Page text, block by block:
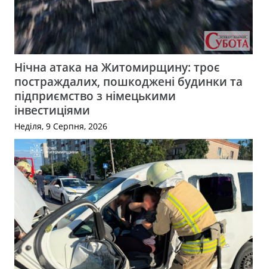
Нічна атака на Житомирщину: троє
постраждалих, пошкоджені будинки та
підприємство з німецькими
інвестиціями
Неділя, 9 Серпня, 2026